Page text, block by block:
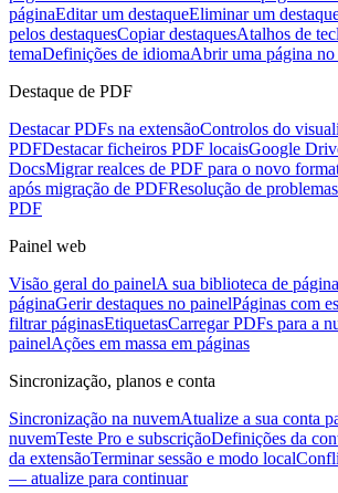
páginaEditar um destaqueEliminar um
pelos destaquesCopiar destaquesAtalhos de
temaDefinições de idiomaAbrir uma página no
Destaque de PDF
Destacar PDFs na extensãoControlos do
PDFDestacar ficheiros PDF locaisGoogle
DocsMigrar realces de PDF para o novo
após migração de PDFResolução de
PDF
Painel web
Visão geral do painelA sua biblioteca de
páginaGerir destaques no painelPáginas com
filtrar páginasEtiquetasCarregar PDFs para a
painelAções em massa em páginas
Sincronização, planos e conta
Sincronização na nuvemAtualize a sua conta
nuvemTeste Pro e subscriçãoDefinições da
da extensãoTerminar sessão e modo local
— atualize para continuar